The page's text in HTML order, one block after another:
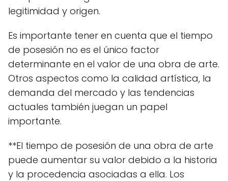
legitimidad y origen.
Es importante tener en cuenta que el tiempo
de posesión no es el único factor
determinante en el valor de una obra de arte.
Otros aspectos como la calidad artística, la
demanda del mercado y las tendencias
actuales también juegan un papel
importante.
**El tiempo de posesión de una obra de arte
puede aumentar su valor debido a la historia
y la procedencia asociadas a ella. Los